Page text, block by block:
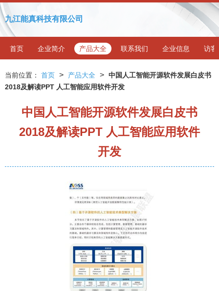
九江能真科技有限公司
首页 企业简介 产品大全 联系我们 企业信息 访客
当前位置： 首页 > 产品大全 > 中国人工智能开源软件发展白皮书
2018及解读PPT 人工智能应用软件开发
中国人工智能开源软件发展白皮书
2018及解读PPT 人工智能应用软件
开发